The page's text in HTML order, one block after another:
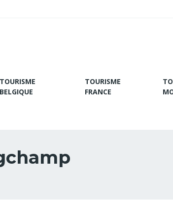
TOURISME
FRANCE